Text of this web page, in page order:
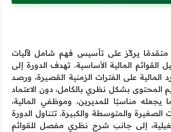
متقدمًا يركّز على تأسيس فهم شامل لآليات
المالية الأساسية. تهدف الدورة إلى
على الفترات الزمنية القصيرة، ورصد
المحتوى بشكل نظري بالكامل، دون الاعتماد
مناسبًا للمديرين، وموظفي المالية،
الصغيرة والمتوسطة والكبيرة. تتناول الدورة
إلى جانب شرح نظري مفصل للقوائم